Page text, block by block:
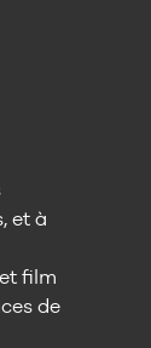
et à
film
de